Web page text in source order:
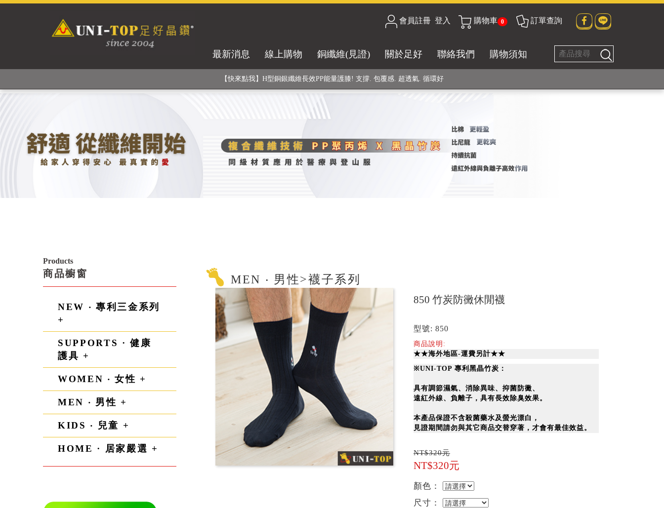
會員註冊 登入 購物車 0 訂單查詢
最新消息 線上購物 銅纖維(見證) 關於足好 聯絡我們 購物須知
獨家專利紗線及捻合技術! 黑晶竹炭+PP聚丙烯纖維 (登山服、醫療級高性能纖維素材), 機能貼身衣物No. 1
【快來點我】H型銅銀纖維長效PP能量護膝! 支撐. 包覆感. 超透氣. 循環好
【快來點我】三金家族- 專利活氧 男女內褲系列
Products
商品櫥窗
NEW ‧ 專利三金系列
+
SUPPORTS · 健康
護具 +
WOMEN ‧ 女性 +
MEN ‧ 男性 +
KIDS ‧ 兒童 +
HOME · 居家嚴選 +
MEN ‧ 男性>襪子系列
850 竹炭防黴休閒襪
型號: 850
商品說明:
★★海外地區-運費另計★★
※UNI-TOP 專利黑晶竹炭：
具有調節濕氣、消除異味、抑菌防黴、
遠紅外線、負離子，具有長效除臭效果。
本產品保證不含殺菌藥水及螢光漂白，
見證期間請勿與其它商品交替穿著， 才會有最佳效益。
NT$320元
NT$320元
顏色：
尺寸：